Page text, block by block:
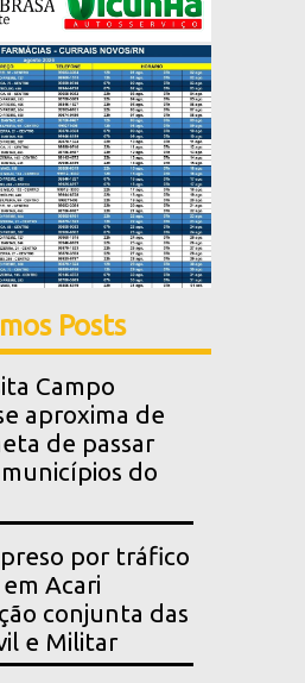
Posts
Campo
aproxima de
de passar
do
por tráfico
Acari
conjunta das
e Militar